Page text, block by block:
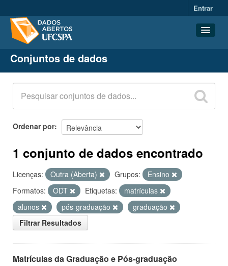
Entrar
Conjuntos de dados
Organizações
Grupos
Sobre
Conjuntos de dados
Ordenar por
1 conjunto de dados encontrado
Licenças: Outra (Aberta) Grupos:
Ensino
Formatos:
ODT Etiquetas:
matrículas
alunos
pós-graduação
graduação
Filtrar Resultados
Matrículas da Graduação e Pós-graduação